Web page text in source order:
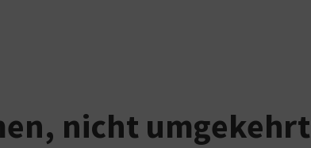
nicht umgekehrt